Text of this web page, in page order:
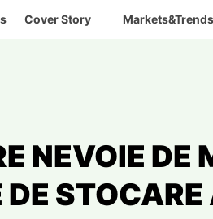
Cover Story Markets&Trends
NEVOIE DE